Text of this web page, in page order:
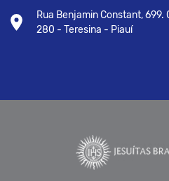
Rua Benjamin Constant,
280 - Teresina - Piauí